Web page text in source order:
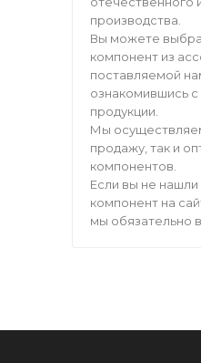
производства.
Вы можете
компонент из
поставляемой
ознакомившись с
продукции.
Мы
продажу, так и
компонентов.
Если вы не
компонент на
мы обязательно